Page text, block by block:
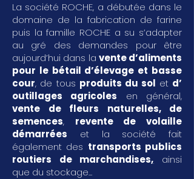
La société ROCHE, a débutée dans le
domaine de la fabrication de farine
puis la famille ROCHE a su s’adapter
au gré des demandes pour être
aujourd’hui dans la vente d’aliments
pour le bétail d’élevage et basse
cour, de tous produits du sol et d’
outillages agricoles en général,
vente de fleurs naturelles, de
semences, revente de volaille
démarrées et la société fait
également des transports publics
routiers de marchandises, ainsi
que du stockage...